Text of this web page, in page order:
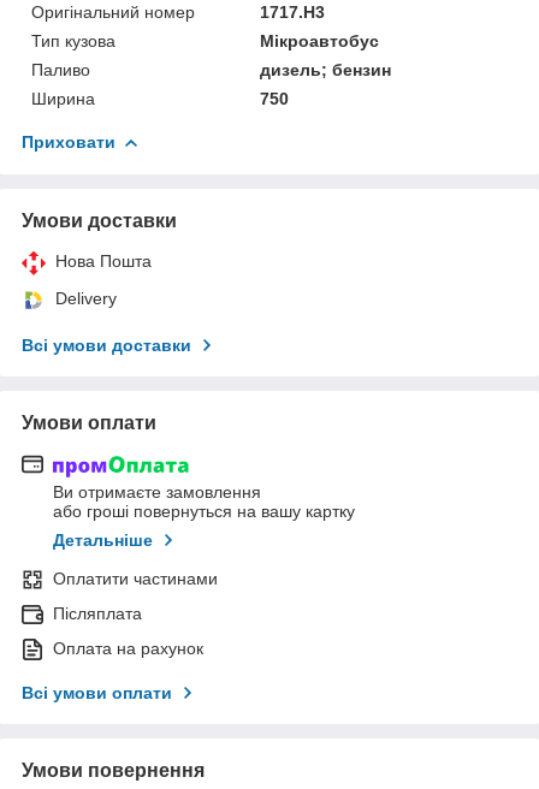
Оригінальний номер
1717.H3
Тип кузова
Мікроавтобус
Паливо
дизель; бензин
Ширина
750
Приховати
Умови доставки
Нова Пошта
Delivery
Всі умови доставки
Умови оплати
Ви отримаєте замовлення
або гроші повернуться на вашу картку
Детальніше
Оплатити частинами
Післяплата
Оплата на рахунок
Всі умови оплати
Умови повернення